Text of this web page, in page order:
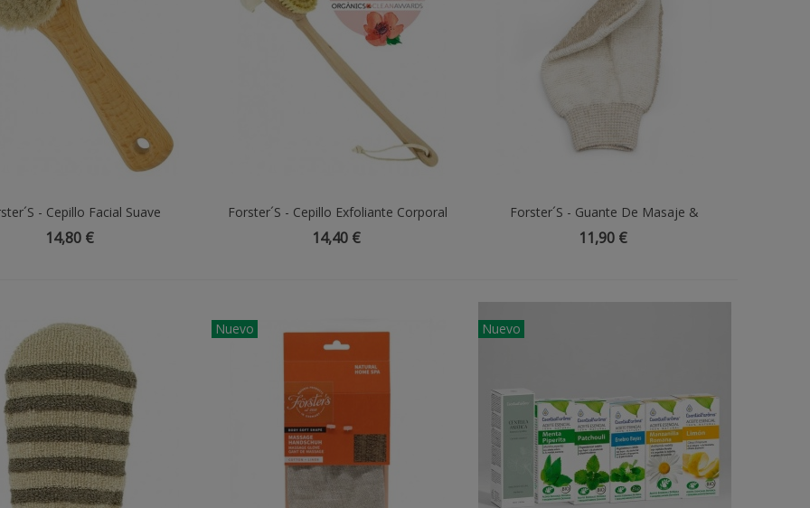
PASIFLORA
500 Mg- 100
Apto Para...
€
Natural - 100ml
€ 8,85 € -50%
Añadir Al Carrito
- Cepillo Facial Suave
14,80 €
Añadir Al Carrito
Forster´s - Cepillo Exfoliante Corporal
Sisal
14,40 €
Añadir Al Carrito
Forster´s - Guante De Masaje &
Exfoliacion 2 En 1
11,90 €
Nuevo Nuevo